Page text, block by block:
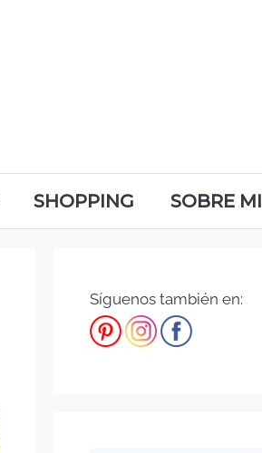
SHOPPING SOBRE MI
Síguenos también en: